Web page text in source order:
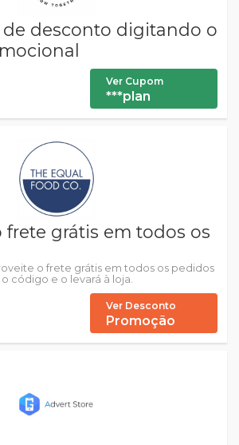
de desconto digitando o
Ver Cupom
***plan
frete grátis em todos os
o frete grátis em todos os pedidos
código e o levará à loja.
Ver Desconto
Promoção